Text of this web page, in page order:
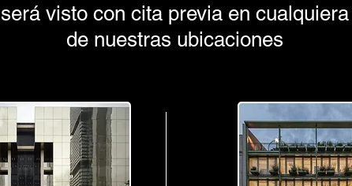
será visto con cita previa en cualquiera
de nuestras ubicaciones